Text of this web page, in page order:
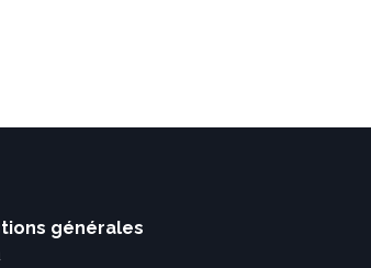
générales